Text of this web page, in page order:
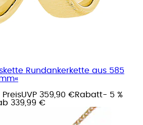
Rundankerkette aus 585
UVP 359,90 €Rabatt- 5 %
339,99 €